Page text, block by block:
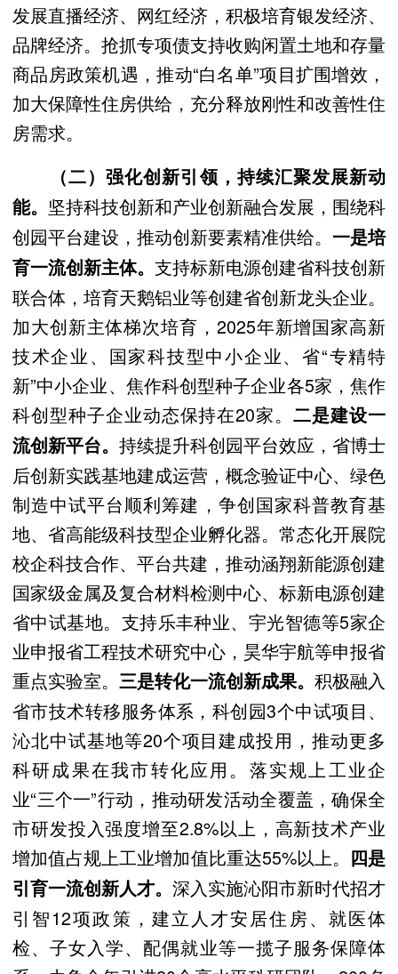
发展直播经济、网红经济，积极培育银发经济、
品牌经济。抢抓专项债支持收购闲置土地和存量
商品房政策机遇，推动“白名单”项目扩围增效，
加大保障性住房供给，充分释放刚性和改善性住
房需求。
（二）强化创新引领，持续汇聚发展新动
能。 坚持科技创新和产业创新融合发展，围绕科
创园平台建设，推动创新要素精准供给。 一是培
育一流创新主体。 支持标新电源创建省科技创新
联合体，培育天鹅铝业等创建省创新龙头企业。
加大创新主体梯次培育，2025年新增国家高新
技术企业、国家科技型中小企业、省“专精特
新”中小企业、焦作科创型种子企业各5家，焦作
科创型种子企业动态保持在20家。二是建设一
流创新平台。 持续提升科创园平台效应，省博士
后创新实践基地建成运营，概念验证中心、绿色
制造中试平台顺利筹建，争创国家科普教育基
地、省高能级科技型企业孵化器。常态化开展院
校企科技合作、平台共建，推动涵翔新能源创建
国家级金属及复合材料检测中心、标新电源创建
省中试基地。支持乐丰种业、宇光智德等5家企
业申报省工程技术研究中心，昊华宇航等申报省
重点实验室。 三是转化一流创新成果。 积极融入
省市技术转移服务体系，科创园3个中试项目、
沁北中试基地等20个项目建成投用，推动更多
科研成果在我市转化应用。落实规上工业企
业“三个一”行动，推动研发活动全覆盖，确保全
市研发投入强度增至2.8%以上，高新技术产业
增加值占规上工业增加值比重达55%以上。 四是
引育一流创新人才。 深入实施沁阳市新时代招才
引智12项政策，建立人才安居住房、就医体
检、子女入学、配偶就业等一揽子服务保障体